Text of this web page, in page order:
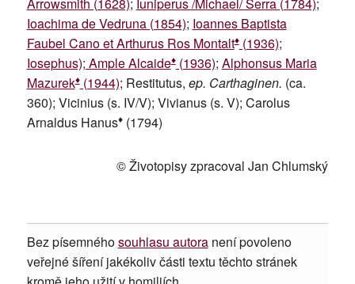
Ioachima de Vedruna (1854); Ioannes Baptista
Faubel Cano et Arthurus Ros Montalt♦(1936);
Iosephus); Ample Alcaide♦(1936); Alphonsus Maria
Mazurek♦(1944); Restitutus, ep. Carthaginen. (ca.
360); Vicinius (s. IV/V); Vivianus (s. V); Carolus
Arnaldus Hanus♦(1794)
© Životopisy zpracoval Jan Chlumský
Bez písemnéhosouhlasu autoranení povoleno
veřejné šíření jakékoliv části textu těchto stránek